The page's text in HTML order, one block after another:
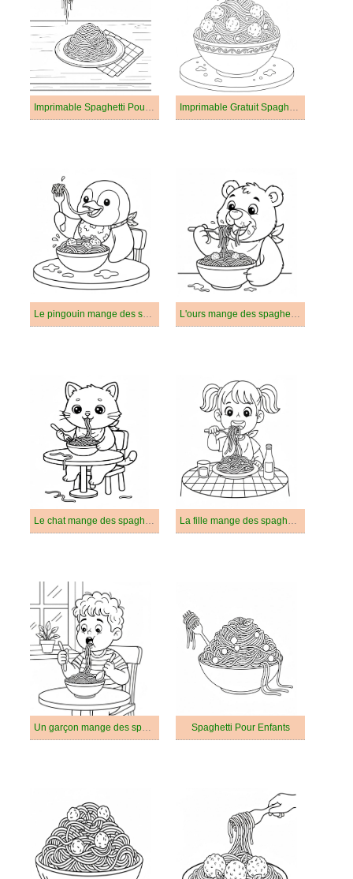
Imprimable Spaghetti Pour les Enfants Imprimable Gratuit Spaghetti Pour les Enfants
Le pingouin mange des spaghettis L'ours mange des spaghettis
Le chat mange des spaghettis La fille mange des spaghettis
Un garçon mange des spaghettis Spaghetti Pour Enfants